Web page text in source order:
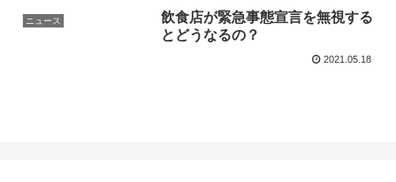
ニュース
飲食店が緊急事態宣言を無視する
とどうなるの？
2021.05.18